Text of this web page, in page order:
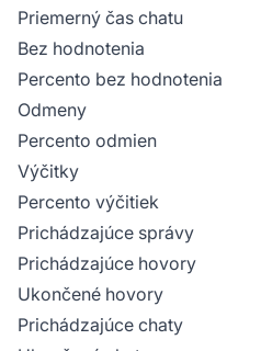
Priemerný čas chatu
Bez hodnotenia
Percento bez hodnotenia
Odmeny
Percento odmien
Výčitky
Percento výčitiek
Prichádzajúce správy
Prichádzajúce hovory
Ukončené hovory
Prichádzajúce chaty